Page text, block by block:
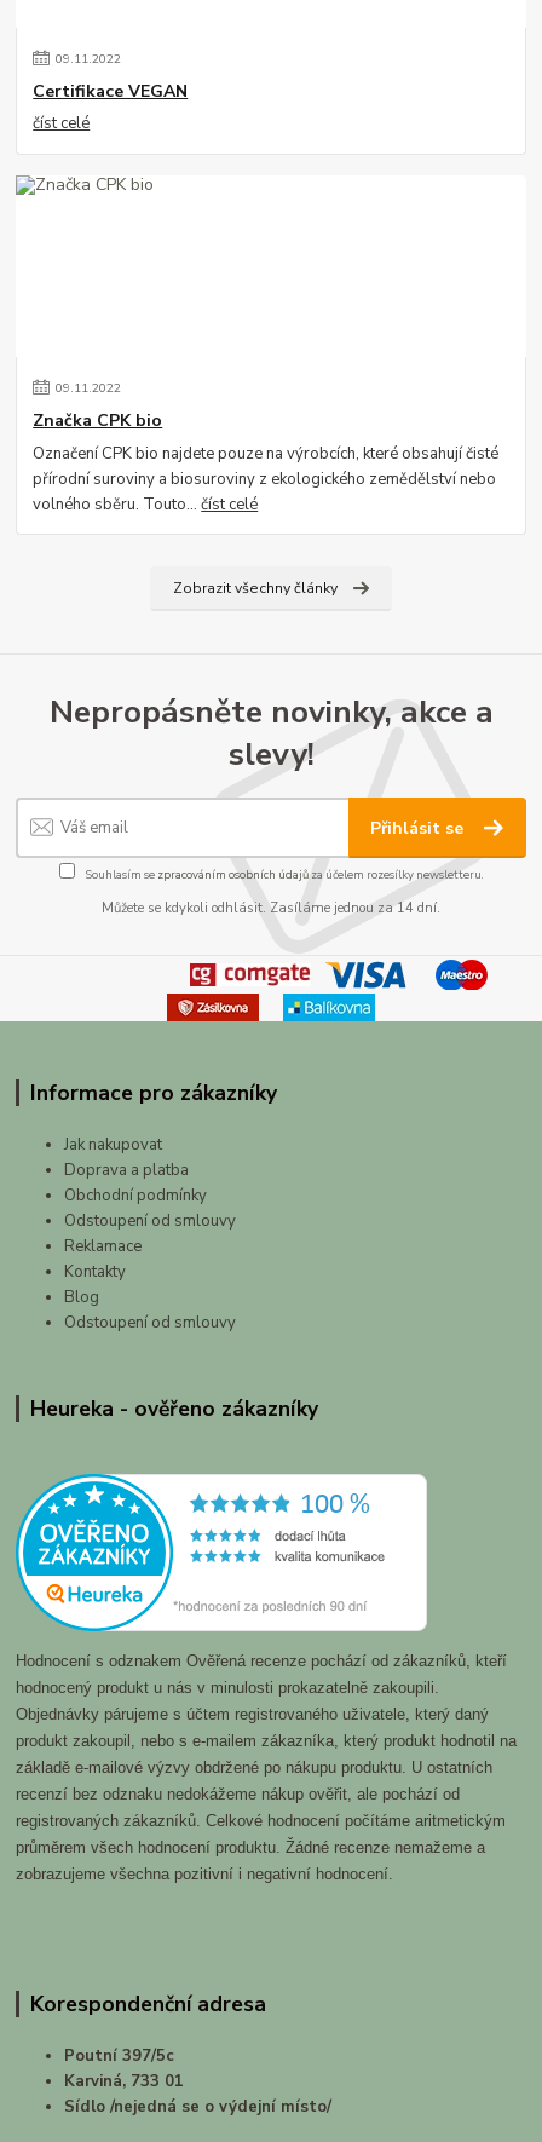
09.11.2022
Certifikace VEGAN
číst celé
09.11.2022
Značka CPK bio
Označení CPK bio najdete pouze na výrobcích, které obsahují čisté
přírodní suroviny a biosuroviny z ekologického zemědělství nebo
volného sběru. Touto...číst celé
Zobrazit všechny články
Nepropásněte novinky, akce a
slevy!
Přihlásit se
Souhlasím se zpracováním osobních údajůza účelem rozesílky newsletteru.
Můžete se kdykoli odhlásit. Zasíláme jednou za 14 dní.
Informace pro zákazníky
Jak nakupovat
Doprava a platba
Obchodní podmínky
Odstoupení od smlouvy
Reklamace
Kontakty
Blog
Odstoupení od smlouvy
Heureka - ověřeno zákazníky
Hodnocení s odznakem Ověřená recenze pochází od zákazníků, kteří
hodnocený produkt u nás v minulosti prokazatelně zakoupili.
Objednávky párujeme s účtem registrovaného uživatele, který daný
produkt zakoupil, nebo s e-mailem zákazníka, který produkt hodnotil na
základě e-mailové výzvy obdržené po nákupu produktu. U ostatních
recenzí bez odznaku nedokážeme nákup ověřit, ale pochází od
registrovaných zákazníků. Celkové hodnocení počítáme aritmetickým
průměrem všech hodnocení produktu. Žádné recenze nemažeme a
zobrazujeme všechna pozitivní i negativní hodnocení.
Korespondenční adresa
Poutní 397/5c
Karviná, 733 01
Sídlo /nejedná se o výdejní místo/